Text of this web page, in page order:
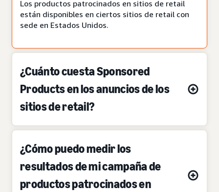
Los productos patrocinados en sitios de retail
están disponibles en ciertos sitios de retail con
sede en Estados Unidos.
¿Cuánto cuesta Sponsored
Products en los anuncios de los
sitios de retail?
¿Cómo puedo medir los
resultados de mi campaña de
productos patrocinados en